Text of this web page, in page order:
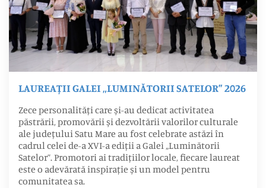
LAUREAȚII GALEI „LUMINĂTORII SATELOR” 2026
Zece personalități care și-au dedicat activitatea
păstrării, promovării și dezvoltării valorilor culturale
ale județului Satu Mare au fost celebrate astăzi în
cadrul celei de-a XVI-a ediții a Galei „Luminătorii
Satelor”. Promotori ai tradițiilor locale, fiecare laureat
este o adevărată inspirație și un model pentru
comunitatea sa.